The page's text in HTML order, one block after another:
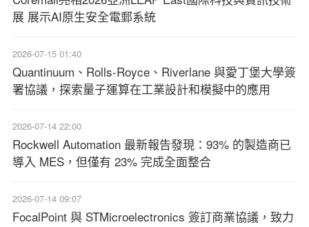
展 展示AI原生安全電郵系統
2026-07-15 01:40
Quantinuum、Rolls-Royce、Riverlane 與愛丁堡大學簽
署協議，探索量子運算在工業設計和模擬中的應用
2026-07-14 22:00
Rockwell Automation 最新報告發現：93% 的製造商已
導入 MES，但僅有 23% 完成全面整合
2026-07-14 09:07
FocalPoint 與 STMicroelectronics 簽訂商業協議，致力